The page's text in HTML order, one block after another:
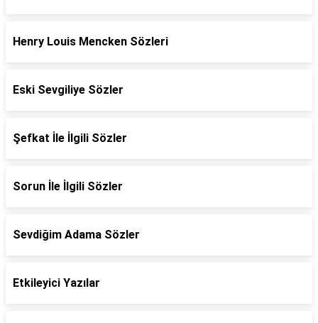
Henry Louis Mencken Sözleri
Eski Sevgiliye Sözler
Şefkat İle İlgili Sözler
Sorun İle İlgili Sözler
Sevdiğim Adama Sözler
Etkileyici Yazılar